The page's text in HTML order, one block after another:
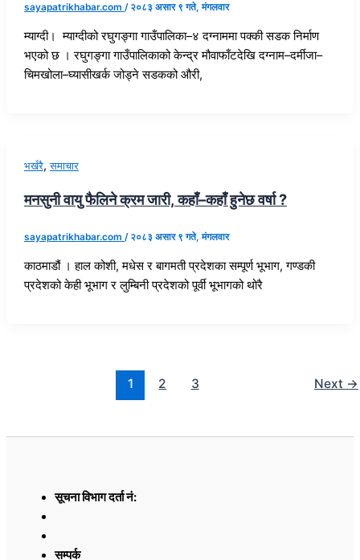
sayapatrikhabar.com / २०८३ असार ९ गते, मंगलवार
म्याग्दी। म्याग्दीको रघुगङ्गा गाउँपालिका–४ दग्नाममा पक्की सडक निर्माण
भएको छ । रघुगङ्गा गाउँपालिकाको केन्द्र मौवाफाँटदेखि दग्नाम–दर्मीजा–
चिमखोला–घ्यासीखर्क जोड्ने सडकको औरी,
भर्खरै,समाचार
मनसुनी वायु फैलिने क्रम जारी, कहाँ–कहाँ हुनेछ वर्षा ?
sayapatrikhabar.com / २०८३ असार ९ गते, मंगलवार
काठमाडौं । हाल कोशी, मधेस र बागमती प्रदेशका सम्पूर्ण भूभाग, गण्डकी
प्रदेशको केही भूभाग र लुम्बिनी प्रदेशको पूर्वी भूभागको थोरै
1 2 3 Next →
सूचना विभाग दर्ता नं:
सम्पर्क